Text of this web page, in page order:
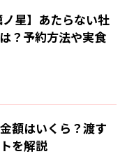
ノ星】あたらない牡
？予約方法や実食
額はいくら？渡す
を解説